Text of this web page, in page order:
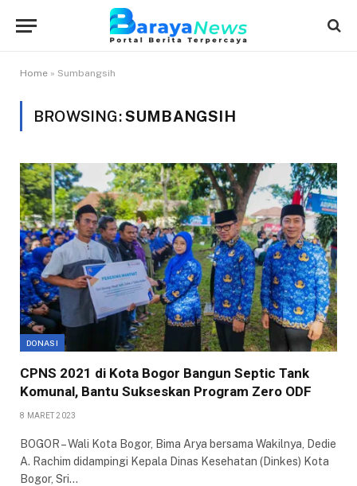
Home » Sumbangsih
BROWSING:SUMBANGSIH
DONASI
CPNS 2021 di Kota Bogor Bangun Septic Tank
Komunal, Bantu Sukseskan Program Zero ODF
8 MARET 2023
BOGOR – Wali Kota Bogor, Bima Arya bersama Wakilnya, Dedie
A. Rachim didampingi Kepala Dinas Kesehatan (Dinkes) Kota
Bogor, Sri…